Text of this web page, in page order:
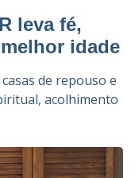
leva fé,
idade
de repouso e
acolhimento